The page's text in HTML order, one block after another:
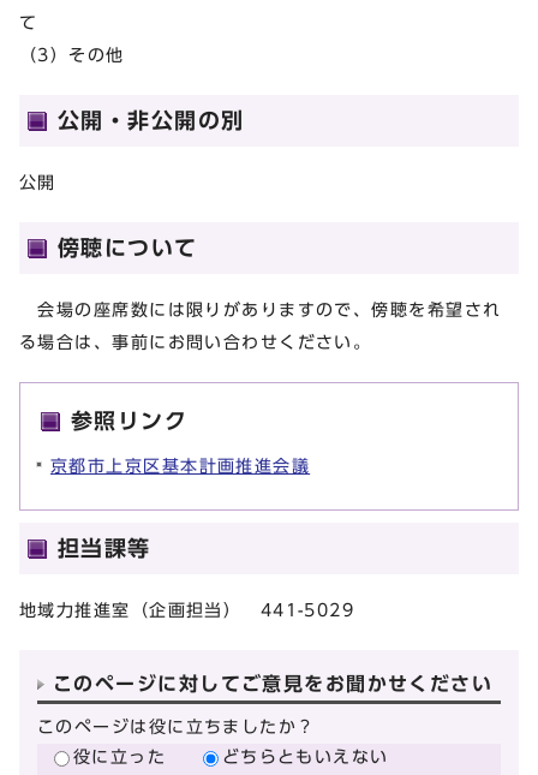
て
（3）その他
公開・非公開の別
公開
傍聴について
会場の座席数には限りがありますので、傍聴を希望され
る場合は、事前にお問い合わせください。
参照リンク
京都市上京区基本計画推進会議
担当課等
地域力推進室（企画担当） 441-5029
このページに対してご意見をお聞かせください
このページは役に立ちましたか？
役に立った
どちらともいえない